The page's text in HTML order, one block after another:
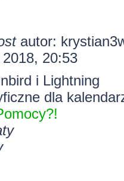
autor:
20:53
i Lightning
dla